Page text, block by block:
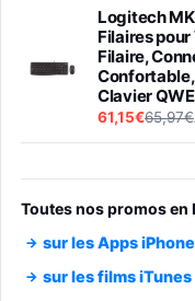
Logitech
Filaires
Filaire,
Clavier
61,15€65,97€
trs/min)
Smartphone
Toutes nos promos en
sur les Apps
sur les films iTunes